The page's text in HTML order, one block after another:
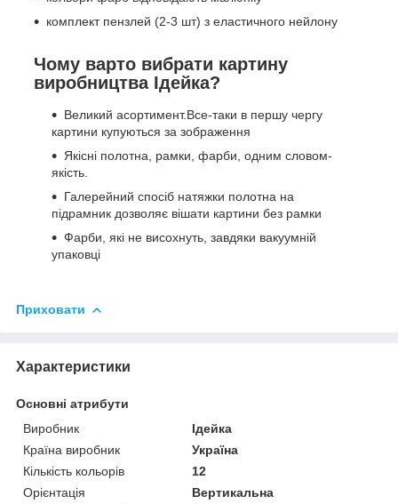
комплект пензлей (2-3 шт) з еластичного нейлону
Чому варто вибрати картину
виробництва Ідейка?
Великий асортимент.Все-таки в першу чергу
картини купуються за зображення
Якісні полотна, рамки, фарби, одним словом-
якість.
Галерейний спосіб натяжки полотна на
підрамник дозволяє вішати картини без рамки
Фарби, які не висохнуть, завдяки вакуумній
упаковці
Приховати
Характеристики
Основні атрибути
Виробник
Ідейка
Країна виробник
Україна
Кількість кольорів
12
Орієнтація
Вертикальна